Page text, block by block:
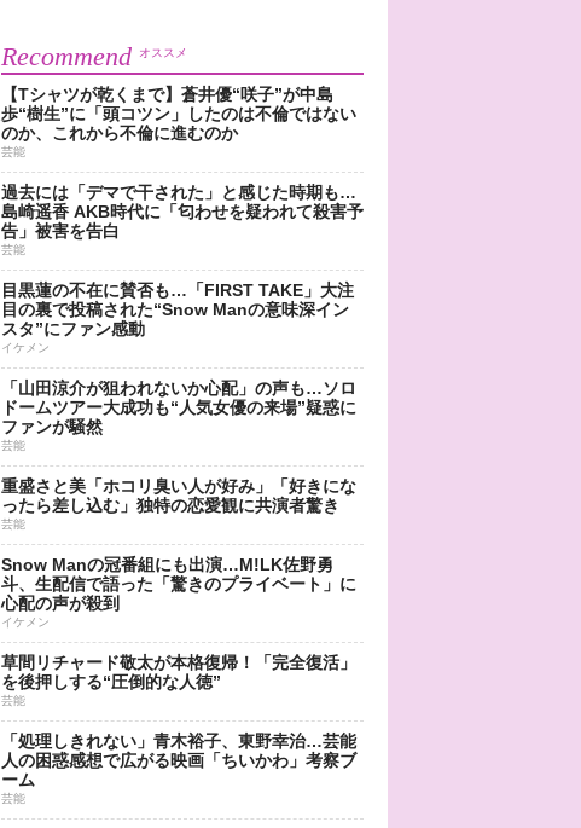
Recommend オススメ
【Tシャツが乾くまで】蒼井優“咲子”が中島
歩“樹生”に「頭コツン」したのは不倫ではない
のか、これから不倫に進むのか
芸能
過去には「デマで干された」と感じた時期も…
島崎遥香 AKB時代に「匂わせを疑われて殺害予
告」被害を告白
芸能
目黒蓮の不在に賛否も…「FIRST TAKE」大注
目の裏で投稿された“Snow Manの意味深イン
スタ”にファン感動
イケメン
「山田涼介が狙われないか心配」の声も…ソロ
ドームツアー大成功も“人気女優の来場”疑惑に
ファンが騒然
芸能
重盛さと美「ホコリ臭い人が好み」「好きにな
ったら差し込む」独特の恋愛観に共演者驚き
芸能
Snow Manの冠番組にも出演…M!LK佐野勇
斗、生配信で語った「驚きのプライベート」に
心配の声が殺到
イケメン
草間リチャード敬太が本格復帰！「完全復活」
を後押しする“圧倒的な人徳”
芸能
「処理しきれない」青木裕子、東野幸治…芸能
人の困惑感想で広がる映画「ちいかわ」考察ブ
ーム
芸能